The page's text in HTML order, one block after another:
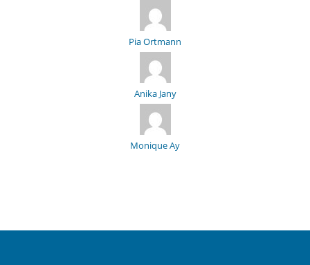
Pia Ortmann
Anika Jany
Monique Ay